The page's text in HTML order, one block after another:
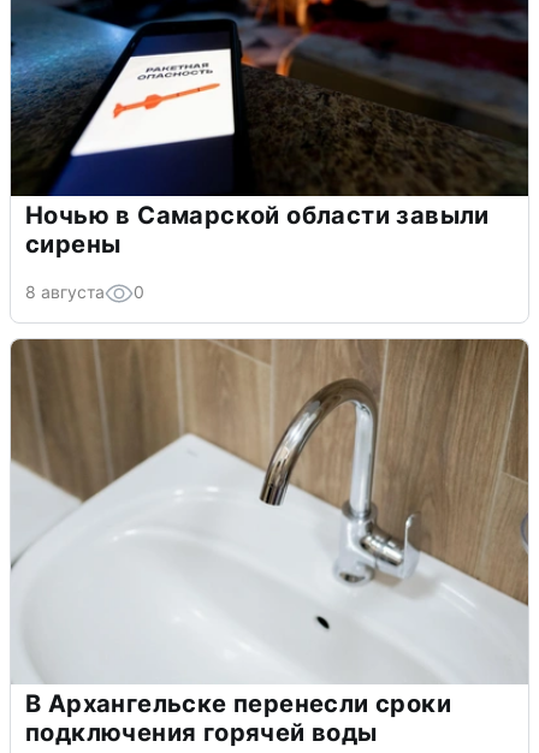
Ночью в Самарской области завыли
сирены
8 августа 0
В Архангельске перенесли сроки
подключения горячей воды